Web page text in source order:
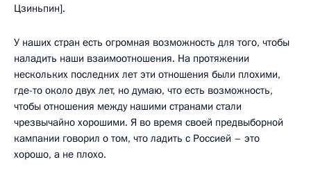
Цзиньпин].
У наших стран есть огромная возможность для того, чтобы
наладить наши взаимоотношения. На протяжении
нескольких последних лет эти отношения были плохими,
где-то около двух лет, но думаю, что есть возможность,
чтобы отношения между нашими странами стали
чрезвычайно хорошими. Я во время своей предвыборной
кампании говорил о том, что ладить с Россией – это
хорошо, а не плохо.